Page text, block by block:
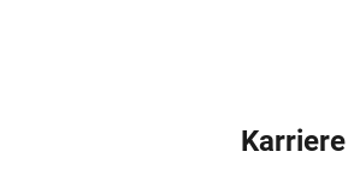
Karriere